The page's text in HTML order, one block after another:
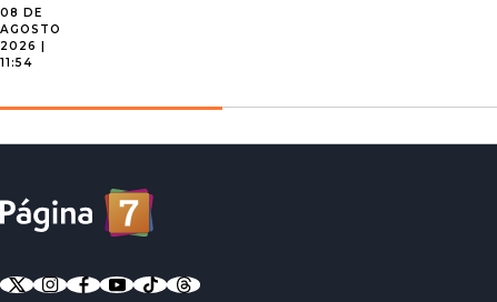
08 DE
AGOSTO
2026 |
11:54